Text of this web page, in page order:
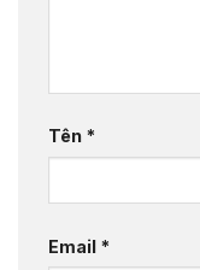
Tên *
Email *